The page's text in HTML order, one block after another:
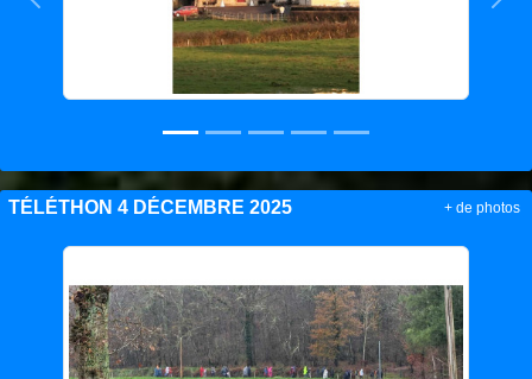
Précedent
TÉLÉTHON 4 DÉCEMBRE 2025 + de photos